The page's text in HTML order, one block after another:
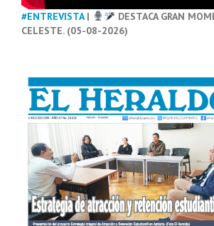
#ENTREVISTA|
DESTACA GRAN
CELESTE. (05-08-2026)